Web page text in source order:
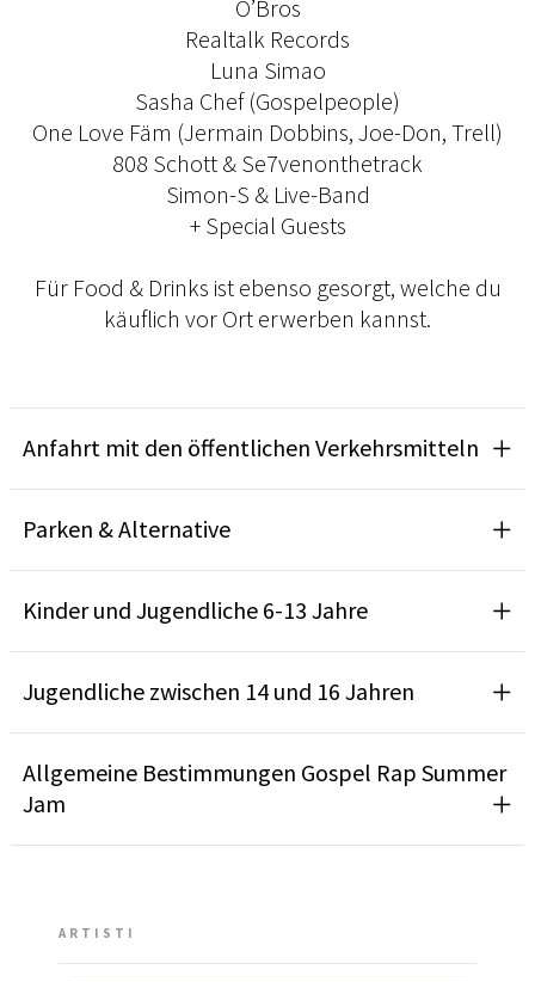
O’Bros
Realtalk Records
Luna Simao
Sasha Chef (Gospelpeople)
One Love Fäm (Jermain Dobbins, Joe-Don, Trell)
808 Schott & Se7venonthetrack
Simon-S & Live-Band
+ Special Guests
Für Food & Drinks ist ebenso gesorgt, welche du
käuflich vor Ort erwerben kannst.
Anfahrt mit den öffentlichen Verkehrsmitteln
Parken & Alternative
Kinder und Jugendliche 6-13 Jahre
Jugendliche zwischen 14 und 16 Jahren
Allgemeine Bestimmungen Gospel Rap Summer
Jam
ARTISTI